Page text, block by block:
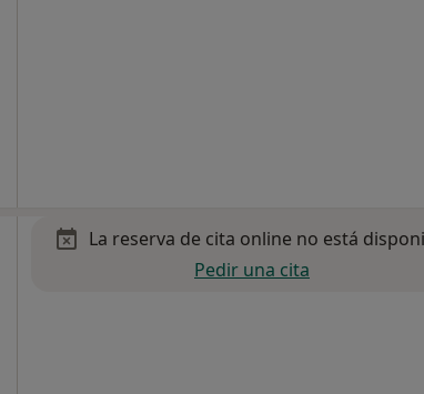
La reserva de cita online no está
Pedir una cita